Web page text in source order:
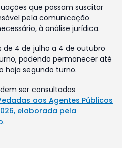
que possam suscitar
pela comunicação
à análise jurídica.
de 4 de julho a 4 de outubro
podendo permanecer até
haja segundo turno.
ser consultadas
aos Agentes Públicos
elaborada pela
.